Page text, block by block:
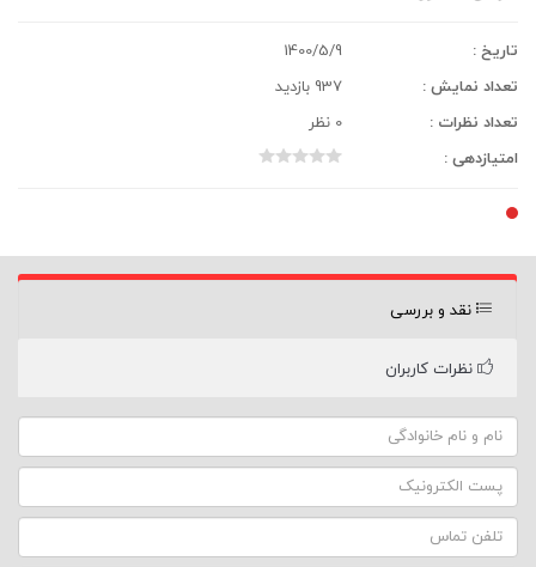
تاریخ :
1400/5/9
تعداد نمایش :
937 بازدید
تعداد نظرات :
0 نظر
امتیازدهی :
نقد و بررسی
نظرات کاربران